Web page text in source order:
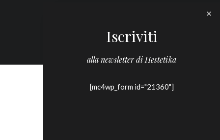
Iscriviti
alla newsletter di Hestetika
[mc4wp_form id="21360"]